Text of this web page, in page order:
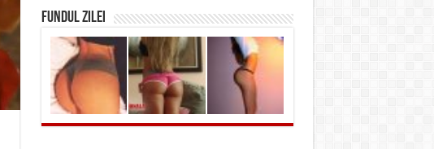
FUNDUL ZILEI